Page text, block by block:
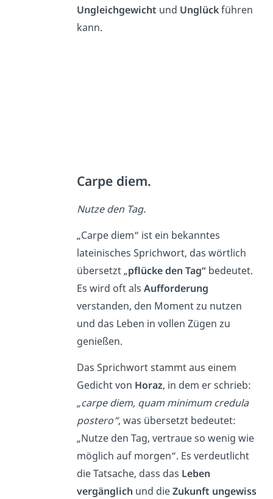
Ungleichgewicht und Unglückführen
kann.
Carpe diem.
Nutze den Tag.
„Carpe diem“ ist ein bekanntes
lateinisches Sprichwort, das wörtlich
übersetzt „pflücke den Tag“bedeutet.
Es wird oft als Aufforderung
verstanden, den Moment zu nutzen
und das Leben in vollen Zügen zu
genießen.
Das Sprichwort stammt aus einem
Gedicht von Horaz, in dem er schrieb:
„carpe diem, quam minimum credula
postero“, was übersetzt bedeutet:
„Nutze den Tag, vertraue so wenig wie
möglich auf morgen“. Es verdeutlicht
die Tatsache, dass das Leben
vergänglich und dieZukunft ungewiss